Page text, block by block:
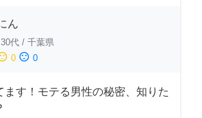
ん
30代 / 千葉県
0 sentiment_dissatisfied 0
ます！モテる男性の秘密、知りた